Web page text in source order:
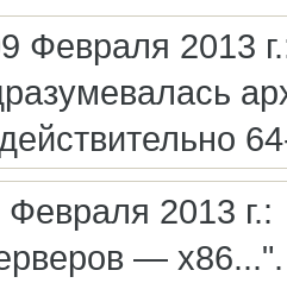
Февраля 2013 г.
2013 г.:
— x86...".